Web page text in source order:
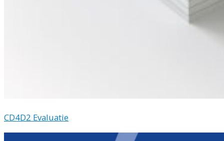
CD4D2 Evaluatie